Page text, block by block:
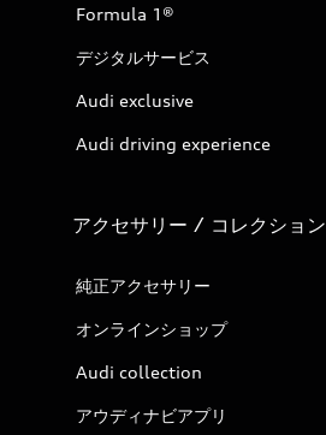
Formula 1®
デジタルサービス
Audi exclusive
Audi driving experience
アクセサリー / コレクション
純正アクセサリー
オンラインショップ
Audi collection
アウディナビアプリ